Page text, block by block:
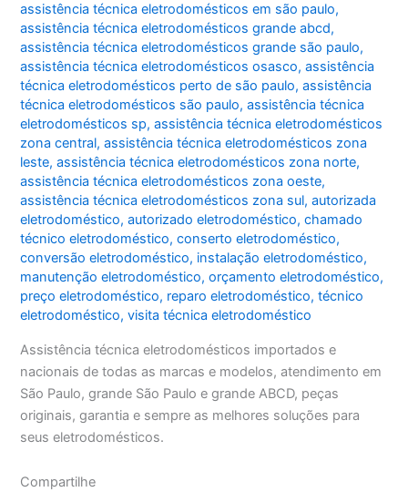
assistência técnica eletrodomésticos em são paulo,
assistência técnica eletrodomésticos grande abcd,
assistência técnica eletrodomésticos grande são paulo,
assistência técnica eletrodomésticos osasco,assistência
técnica eletrodomésticos perto de são paulo,assistência
técnica eletrodomésticos são paulo,assistência técnica
eletrodomésticos sp,assistência técnica eletrodomésticos
zona central,assistência técnica eletrodomésticos zona
leste,assistência técnica eletrodomésticos zona norte,
assistência técnica eletrodomésticos zona oeste,
assistência técnica eletrodomésticos zona sul,autorizada
eletrodoméstico,autorizado eletrodoméstico,chamado
técnico eletrodoméstico,conserto eletrodoméstico,
conversão eletrodoméstico, instalação eletrodoméstico,
manutenção eletrodoméstico,orçamento eletrodoméstico,
preço eletrodoméstico, reparo eletrodoméstico,técnico
eletrodoméstico,visita técnica eletrodoméstico
Assistência técnica eletrodomésticos importados e
nacionais de todas as marcas e modelos, atendimento em
São Paulo, grande São Paulo e grande ABCD, peças
originais, garantia e sempre as melhores soluções para
seus eletrodomésticos.
Compartilhe